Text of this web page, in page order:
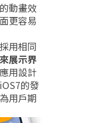
動畫效
更容易
用相同
展示界
用設計
的發
用戶期